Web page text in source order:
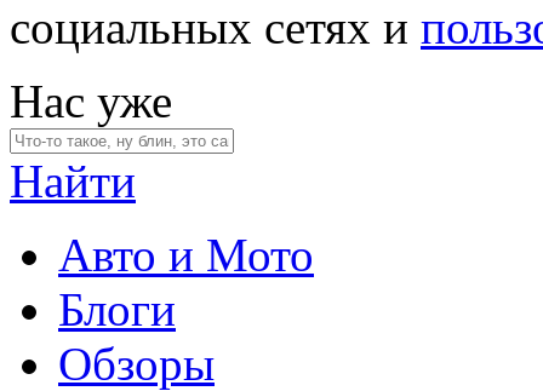
социальных сетях и
Нас уже
Найти
Авто и Мото
Блоги
Обзоры